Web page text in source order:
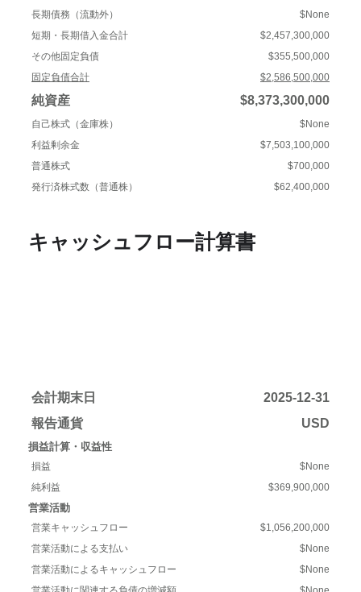
長期債務（流動外）
$None
短期・長期借入金合計
$2,457,300,000
その他固定負債
$355,500,000
固定負債合計
$2,586,500,000
純資産 $8,373,300,000
自己株式（金庫株）
$None
利益剰余金
$7,503,100,000
普通株式
$700,000
発行済株式数（普通株）
$62,400,000
キャッシュフロー計算書
会計期末日
2025-12-31
報告通貨
USD
損益計算・収益性
損益
$None
純利益
$369,900,000
営業活動
営業キャッシュフロー
$1,056,200,000
営業活動による支払い
$None
営業活動によるキャッシュフロー
$None